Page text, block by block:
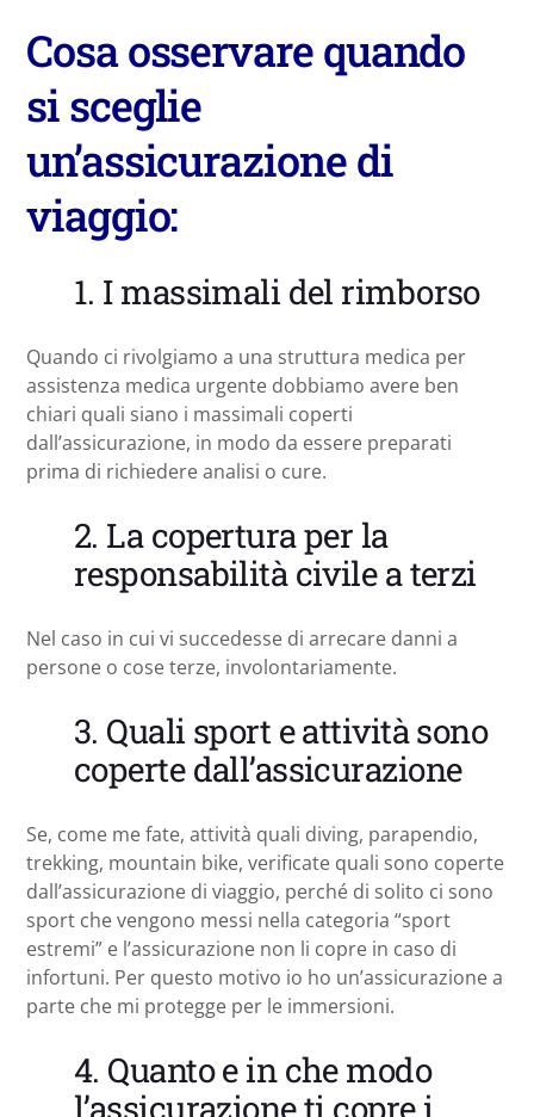
Cosa osservare quando
si sceglie
un’assicurazione di
viaggio:
1. I massimali del rimborso
Quando ci rivolgiamo a una struttura medica per
assistenza medica urgente dobbiamo avere ben
chiari quali siano i massimali coperti
dall’assicurazione, in modo da essere preparati
prima di richiedere analisi o cure.
2. La copertura per la
responsabilità civile a terzi
Nel caso in cui vi succedesse di arrecare danni a
persone o cose terze, involontariamente.
3. Quali sport e attività sono
coperte dall’assicurazione
Se, come me fate, attività quali diving, parapendio,
trekking, mountain bike, verificate quali sono coperte
dall’assicurazione di viaggio, perché di solito ci sono
sport che vengono messi nella categoria “sport
estremi” e l’assicurazione non li copre in caso di
infortuni. Per questo motivo io ho un’assicurazione a
parte che mi protegge per le immersioni.
4. Quanto e in che modo
l’assicurazione ti copre i